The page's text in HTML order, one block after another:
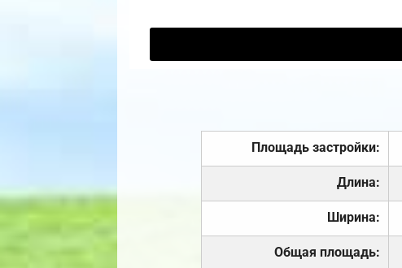
Площадь застройки:
Длина:
Ширина:
Общая площадь: